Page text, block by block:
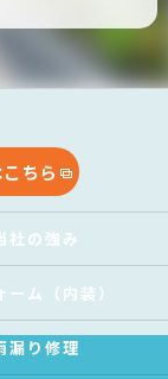
ちら
社の強み
ーム（内装）
漏り修理